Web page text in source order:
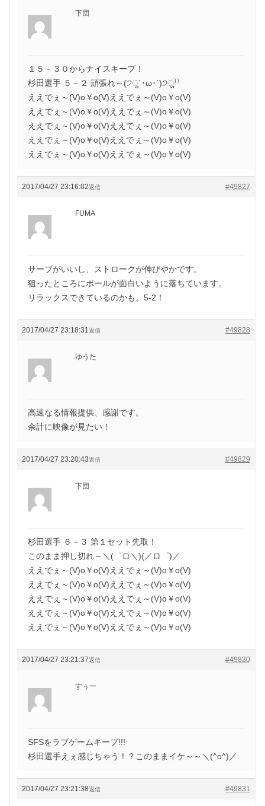
下団
１５－３０からナイスキープ！
杉田選手 ５－２ 頑張れ～(੭ु´･ω･`)੭ु⁾⁾
ええでぇ～(V)o￥o(V)ええでぇ～(V)o￥o(V)
ええでぇ～(V)o￥o(V)ええでぇ～(V)o￥o(V)
ええでぇ～(V)o￥o(V)ええでぇ～(V)o￥o(V)
ええでぇ～(V)o￥o(V)ええでぇ～(V)o￥o(V)
ええでぇ～(V)o￥o(V)ええでぇ～(V)o￥o(V)
2017/04/27 23:16:02 #49827
返信
FUMA
サーブがいいし、ストロークが伸びやかです。
狙ったところにボールが面白いように落ちています。
リラックスできているのかも。5-2！
2017/04/27 23:18:31 #49828
返信
ゆうた
高速なる情報提供、感謝です。
余計に映像が見たい！
2017/04/27 23:20:43 #49829
返信
下団
杉田選手 ６－３ 第１セット先取！
このまま押し切れ～＼(゜ロ＼)(／ロ゜)／
ええでぇ～(V)o￥o(V)ええでぇ～(V)o￥o(V)
ええでぇ～(V)o￥o(V)ええでぇ～(V)o￥o(V)
ええでぇ～(V)o￥o(V)ええでぇ～(V)o￥o(V)
ええでぇ～(V)o￥o(V)ええでぇ～(V)o￥o(V)
ええでぇ～(V)o￥o(V)ええでぇ～(V)o￥o(V)
2017/04/27 23:21:37 #49830
返信
すぅー
SFSをラブゲームキープ!!!
杉田選手えぇ感じちゃう！？このままイケ～～＼(^o^)／
2017/04/27 23:21:38 #49831
返信